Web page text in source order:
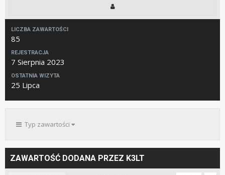
LICZBA ZAWARTOŚCI
85
REJESTRACJA
7 Sierpnia 2023
OSTATNIA WIZYTA
25 Lipca
Typ zawartości
ZAWARTOŚĆ DODANA PRZEZ K3LT